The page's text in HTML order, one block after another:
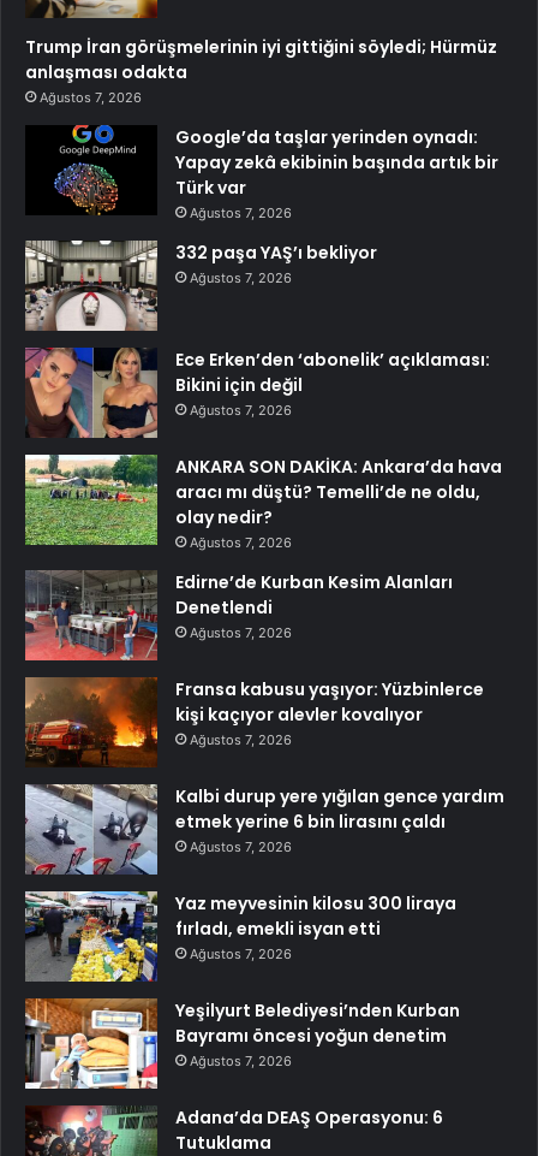
Trump İran görüşmelerinin iyi gittiğini söyledi; Hürmüz
anlaşması odakta
Ağustos 7, 2026
Google’da taşlar yerinden oynadı:
Yapay zekâ ekibinin başında artık bir
Türk var
Ağustos 7, 2026
332 paşa YAŞ’ı bekliyor
Ağustos 7, 2026
Ece Erken’den ‘abonelik’ açıklaması:
Bikini için değil
Ağustos 7, 2026
ANKARA SON DAKİKA: Ankara’da hava
aracı mı düştü? Temelli’de ne oldu,
olay nedir?
Ağustos 7, 2026
Edirne’de Kurban Kesim Alanları
Denetlendi
Ağustos 7, 2026
Fransa kabusu yaşıyor: Yüzbinlerce
kişi kaçıyor alevler kovalıyor
Ağustos 7, 2026
Kalbi durup yere yığılan gence yardım
etmek yerine 6 bin lirasını çaldı
Ağustos 7, 2026
Yaz meyvesinin kilosu 300 liraya
fırladı, emekli isyan etti
Ağustos 7, 2026
Yeşilyurt Belediyesi’nden Kurban
Bayramı öncesi yoğun denetim
Ağustos 7, 2026
Adana’da DEAŞ Operasyonu: 6
Tutuklama